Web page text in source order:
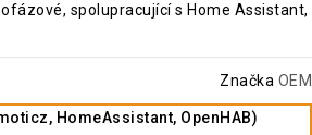
spolupracující s Home Assistant,
Značka OEM
HomeAssistant, OpenHAB)